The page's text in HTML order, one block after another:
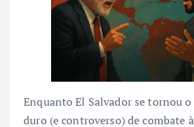
Enquanto El Salvador se tornou
duro (e controverso) de combate